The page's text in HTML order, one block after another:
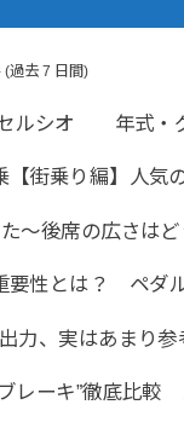
(過去 7 日間)
セルシオ 年式・
街乗り編】人気
～後席の広さはど
要性とは？ ペダ
力、実はあまり
レーキ”徹底比較